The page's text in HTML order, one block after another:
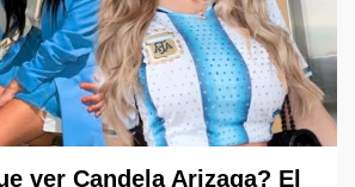
ver Candela Arizaga? El